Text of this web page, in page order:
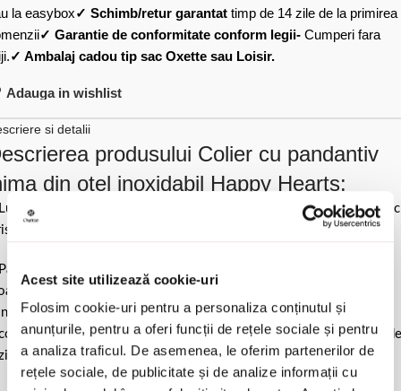
Acest site utilizează cookie-uri
Folosim cookie-uri pentru a personaliza conținutul și
anunțurile, pentru a oferi funcții de rețele sociale și pentru
a analiza traficul. De asemenea, le oferim partenerilor de
rețele sociale, de publicitate și de analize informații cu
la easybox✓ Schimb/retur garantat timp de 14 zile de la primirea
✓ Garantie de conformitate conform legii- Cumperi fara
✓ Ambalaj cadou tip sac Oxette sau Loisir.
Adauga in wishlist
si detalii
produsului Colier cu pandantiv
din otel inoxidabil Happy Hearts:
45 cm & 5 cm (extensie) / 2 cm (lungime pandantiv) & 0.6
bijuteria in ambalajul original sau intr-un saculet de catifea
pentru a evita frecarea sau lovirea de alte materiale. Evitati
cu apa si produsele cosmetice. Dupa fiecare purtare este
sa o lustruiti cu o laveta curata pentru a evita depunerea de